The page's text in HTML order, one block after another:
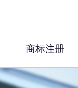
商标注册